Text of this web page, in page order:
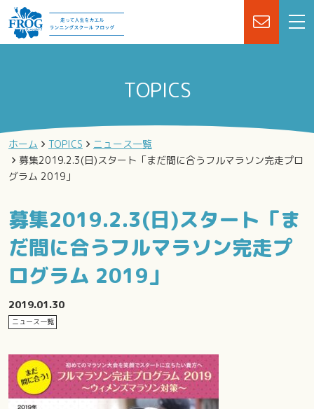
TOPICS
ホーム TOPICS
ニュース一覧
募集2019.2.3(日)スタート「まだ間に合うフルマラソン完走プロ
グラム 2019」
募集2019.2.3(日)スタート「ま
だ間に合うフルマラソン完走プ
ログラム 2019」
2019.01.30
ニュース一覧